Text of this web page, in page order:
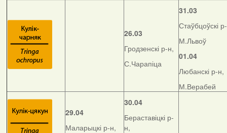
26.03
Гродзенскі р-н,
С.Чарапіца
31.03
Стаўбцоўскі
М.Львоў
01.04
Любанскі р-н,
М.Верабей
29.04
Маларыцкі р-н,
30.04
Бераставіцкі р-
н,